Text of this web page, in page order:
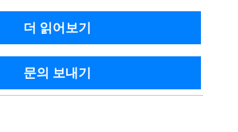
더 읽어보기
문의 보내기